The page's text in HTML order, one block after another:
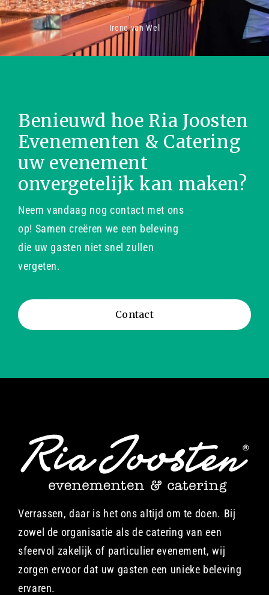
Irene van Wel
Benieuwd hoe Ria Joosten
Evenementen & Catering
uw evenement
onvergetelijk kan maken?
Neem vandaag nog contact met ons
op! Samen creëren we een beleving
die uw gasten niet snel zullen
vergeten.
Contact
Verrassen, daar is het ons altijd om te doen. Bij
zowel de organisatie als de catering van een
sfeervol zakelijk of particulier evenement, wij
zorgen ervoor dat uw gasten een unieke beleving
ervaren.